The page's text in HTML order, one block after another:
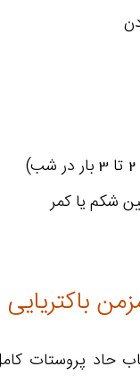
شکم یا کمر
باکتریایی
حاد پروستات